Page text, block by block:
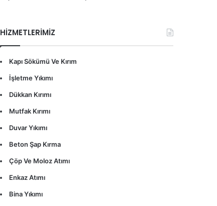
HİZMETLERİMİZ
Kapı Sökümü Ve Kırım
İşletme Yıkımı
Dükkan Kırımı
Mutfak Kırımı
Duvar Yıkımı
Beton Şap Kırma
Çöp Ve Moloz Atımı
Enkaz Atımı
Bina Yıkımı